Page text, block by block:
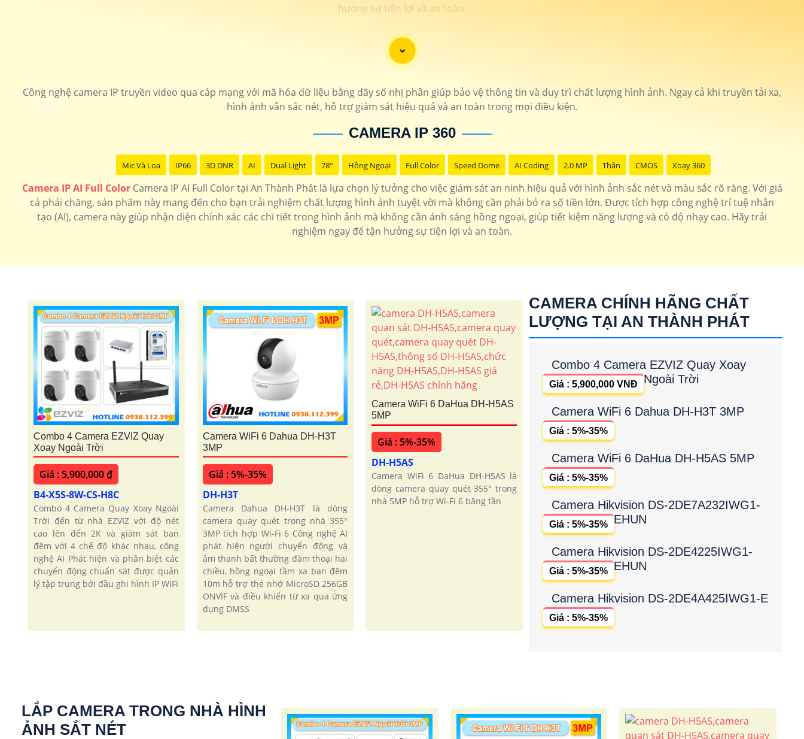
hưởng sự tiện lợi và an toàn.
'
Công nghệ camera IP truyền video qua cáp mạng với mã hóa dữ liệu bằng dãy số nhị phân giúp bảo vệ thông tin và duy trì chất lượng hình ảnh. Ngay cả khi truyền tải xa,
hình ảnh vẫn sắc nét, hỗ trợ giám sát hiệu quả và an toàn trong mọi điều kiện.
CAMERA IP 360
Mic Và Loa IP66 3D DNR AI Dual Light 78° Hồng Ngoại Full Color Speed Dome AI Coding 2.0 MP Thân CMOS Xoay 360
Camera IP AI Full ColorCamera IP AI Full Color tại An Thành Phát là lựa chọn lý tưởng cho việc giám sát an ninh hiệu quả với hình ảnh sắc nét và màu sắc rõ ràng. Với giá
cả phải chăng, sản phẩm này mang đến cho bạn trải nghiệm chất lượng hình ảnh tuyệt vời mà không cần phải bỏ ra số tiền lớn. Được tích hợp công nghệ trí tuệ nhân
tạo (AI), camera này giúp nhận diện chính xác các chi tiết trong hình ảnh mà không cần ánh sáng hồng ngoại, giúp tiết kiệm năng lượng và có độ nhạy cao. Hãy trải
nghiệm ngay để tận hưởng sự tiện lợi và an toàn.
Combo 4 Camera EZVIZ Quay
Xoay Ngoài Trời
Giá : 5,900,000 ₫
B4-X5S-8W-CS-H8C
Combo 4 Camera Quay Xoay Ngoài
Trời đến từ nhà EZVIZ với độ nét
cao lên đến 2K và giám sát ban
đêm với 4 chế độ khác nhau, công
nghệ AI Phát hiện và phân biệt các
chuyển động chuẩn sát được quản
lý tập trung bởi đầu ghi hình IP WiFi
Camera WiFi 6 Dahua DH-H3T
3MP
Giá : 5%-35%
DH-H3T
Camera Dahua DH-H3T là dòng
camera quay quét trong nhà 355°
3MP tích hợp Wi-Fi 6 Công nghệ AI
phát hiện người chuyển động và
âm thanh bất thường đàm thoại hai
chiều, hồng ngoại tầm xa ban đêm
10m hỗ trợ thẻ nhớ MicroSD 256GB
ONVIF và điều khiển từ xa qua ứng
dụng DMSS
Camera WiFi 6 DaHua DH-H5AS
5MP
Giá : 5%-35%
DH-H5AS
Camera WiFi 6 DaHua DH-H5AS là
dòng camera quay quét 355° trong
nhà 5MP hỗ trợ Wi-Fi 6 băng tần
CAMERA CHÍNH HÃNG CHẤT
LƯỢNG TẠI AN THÀNH PHÁT
Combo 4 Camera EZVIZ Quay Xoay
Ngoài Trời
Giá : 5,900,000 VNĐ
Camera WiFi 6 Dahua DH-H3T 3MP
Giá : 5%-35%
Camera WiFi 6 DaHua DH-H5AS 5MP
Giá : 5%-35%
Camera Hikvision DS-2DE7A232IWG1-
EHUN
Giá : 5%-35%
Camera Hikvision DS-2DE4225IWG1-
EHUN
Giá : 5%-35%
Camera Hikvision DS-2DE4A425IWG1-E
Giá : 5%-35%
LẮP CAMERA TRONG NHÀ HÌNH
ẢNH SẮT NÉT